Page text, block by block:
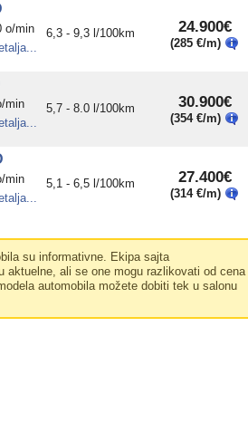
o/min
6,3 - 9,3 l/100km 24.900€
(285 €/m)
min
5,7 - 8.0 l/100km 30.900€
(354 €/m)
min
5,1 - 6,5 l/100km 27.400€
(314 €/m)
su informativne. Ekipa sajta
aktuelne, ali se one mogu razlikovati od cena
automobila možete dobiti tek u salonu